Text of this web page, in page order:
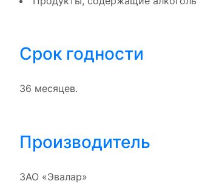
Срок годности
36 месяцев.
Производитель
ЗАО «Эвалар»